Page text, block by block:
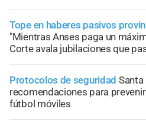
Tope en haberes pasivos
"Mientras Anses paga un
Corte avala jubilaciones que
Protocolos de seguridad Santa
recomendaciones para
fútbol móviles